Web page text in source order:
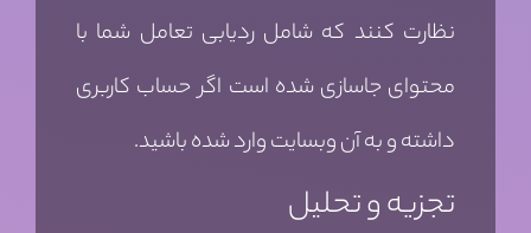
نظارت کنند که شامل ردیابی تعامل شما با
محتوای جاسازی شده است اگر حساب کاربری
داشته و به آن وبسایت وارد شده باشید.
تجزیه و تحلیل